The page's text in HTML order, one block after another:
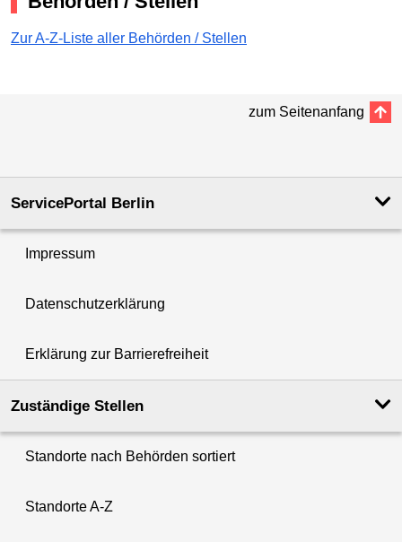
Zur A-Z-Liste aller Behörden / Stellen
zum Seitenanfang
ServicePortal Berlin
Impressum
Datenschutzerklärung
Erklärung zur Barrierefreiheit
Zuständige Stellen
Standorte nach Behörden sortiert
Standorte A-Z